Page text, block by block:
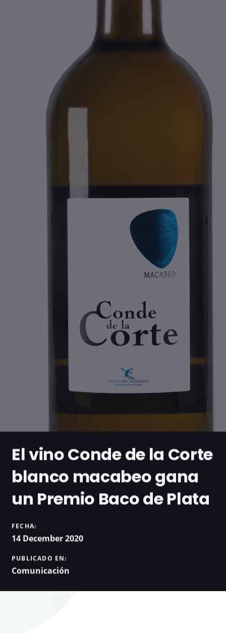
El vino Conde de la Corte
blanco macabeo gana
un Premio Baco de Plata
FECHA:
14 December 2020
PUBLICADO EN:
Comunicación